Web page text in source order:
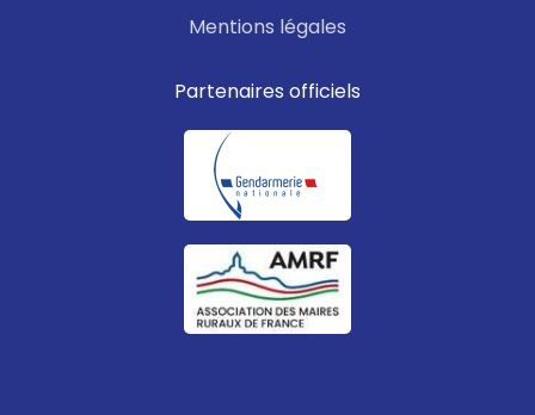
Mentions légales
Partenaires officiels